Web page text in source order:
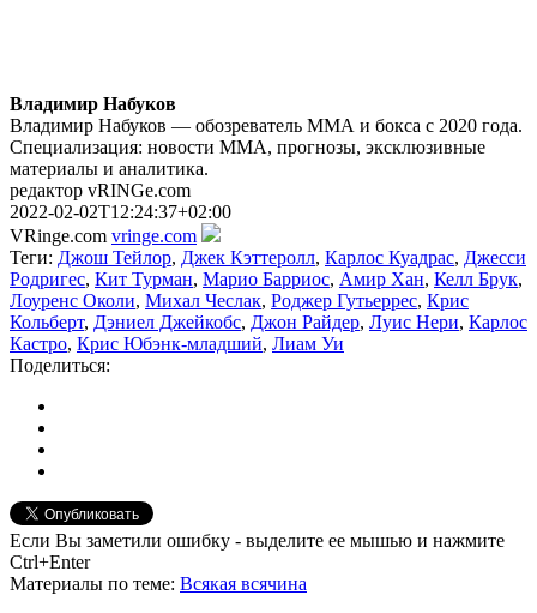
Владимир Набуков
Владимир Набуков — обозреватель ММА и бокса с 2020 года.
Специализация: новости ММА, прогнозы, эксклюзивные
материалы и аналитика.
редактор vRINGe.com
2022-02-02T12:24:37+02:00
VRinge.com vringe.com
Теги: Джош Тейлор, Джек Кэттеролл, Карлос Куадрас, Джесси
Родригес, Кит Турман, Марио Барриос, Амир Хан, Келл Брук,
Лоуренс Околи, Михал Чеслак, Роджер Гутьеррес, Крис
Кольберт, Дэниел Джейкобс, Джон Райдер, Луис Нери, Карлос
Кастро, Крис Юбэнк-младший, Лиам Уи
Поделиться:
Если Вы заметили ошибку - выделите ее мышью и нажмите
Ctrl+Enter
Материалы по теме: Всякая всячина